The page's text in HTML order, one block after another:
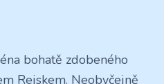
bohatě zdobeného
Rejskem. Neobyčejně